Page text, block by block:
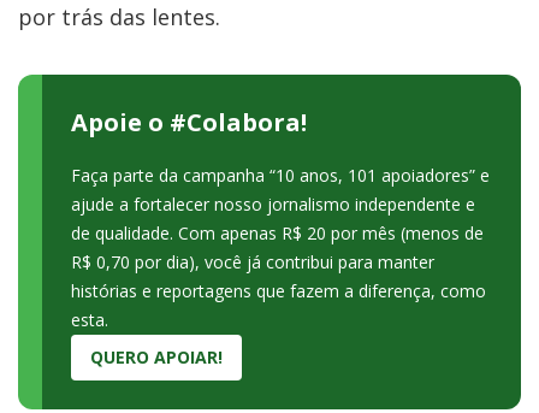
por trás das lentes.
Apoie o #Colabora!
Faça parte da campanha “10 anos, 101 apoiadores” e
ajude a fortalecer nosso jornalismo independente e
de qualidade. Com apenas R$ 20 por mês (menos de
R$ 0,70 por dia), você já contribui para manter
histórias e reportagens que fazem a diferença, como
esta.
QUERO APOIAR!